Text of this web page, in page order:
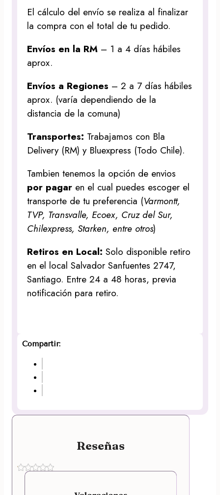
El cálculo del envío se realiza al finalizar
la compra con el total de tu pedido.
Envíos en la RM – 1 a 4 días hábiles
aprox.
Envíos a Regiones – 2 a 7 días hábiles
aprox. (varía dependiendo de la
distancia de la comuna)
Transportes: Trabajamos con Bla
Delivery (RM) y Bluexpress (Todo Chile).
Tambien tenemos la opción de envios
por pagar en el cual puedes escoger el
transporte de tu preferencia (Varmontt,
TVP, Transvalle, Ecoex, Cruz del Sur,
Chilexpress, Starken, entre otros)
Retiros en Local:Solo disponible retiro
en el local Salvador Sanfuentes 2747,
Santiago. Entre 24 a 48 horas, previa
notificación para retiro.
Compartir:
Reseñas